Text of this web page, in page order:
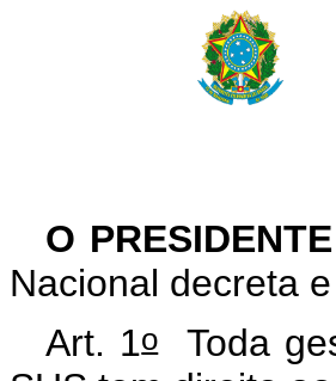
O
Nacional decreta
Art. 1oToda